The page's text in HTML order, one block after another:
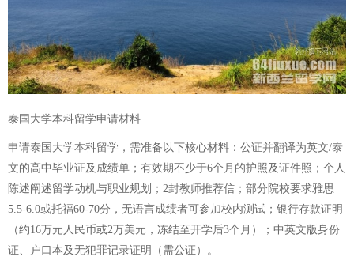
泰国大学本科留学申请材料
申请泰国大学本科留学，需准备以下核心材料：公证并翻译为英文/泰
文的高中毕业证及成绩单；有效期不少于6个月的护照及证件照；个人
陈述阐述留学动机与职业规划；2封教师推荐信；部分院校要求雅思
5.5-6.0或托福60-70分，无语言成绩者可参加校内测试；银行存款证明
（约16万元人民币或2万美元，冻结至开学后3个月）；中英文版身份
证、户口本及无犯罪记录证明（需公证）。